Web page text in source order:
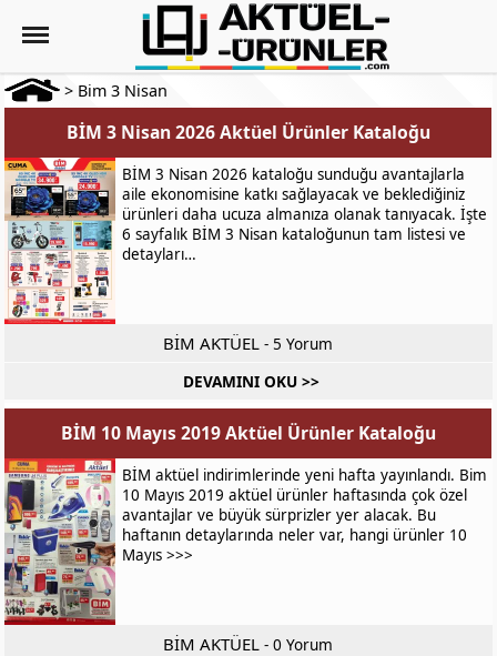
> Bim 3 Nisan
BİM 3 Nisan 2026 Aktüel Ürünler Kataloğu
BİM 3 Nisan 2026 kataloğu sunduğu avantajlarla
aile ekonomisine katkı sağlayacak ve beklediğiniz
ürünleri daha ucuza almanıza olanak tanıyacak. İşte
6 sayfalık BİM 3 Nisan kataloğunun tam listesi ve
detayları…
BİM AKTÜEL - 5 Yorum
DEVAMINI OKU >>
BİM 10 Mayıs 2019 Aktüel Ürünler Kataloğu
BİM aktüel indirimlerinde yeni hafta yayınlandı. Bim
10 Mayıs 2019 aktüel ürünler haftasında çok özel
avantajlar ve büyük sürprizler yer alacak. Bu
haftanın detaylarında neler var, hangi ürünler 10
Mayıs >>>
BİM AKTÜEL - 0 Yorum